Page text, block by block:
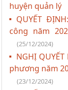
huyện quản lý
QUYẾT
công năm
(25/12/2024)
NGHỊ
phương năm
(23/12/2024)